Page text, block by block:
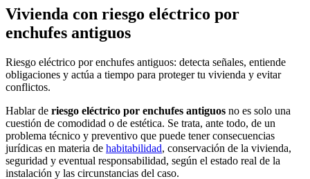
Vivienda con riesgo eléctrico por
enchufes antiguos
Riesgo eléctrico por enchufes antiguos: detecta señales, entiende
obligaciones y actúa a tiempo para proteger tu vivienda y evitar
conflictos.
Hablar de riesgo eléctrico por enchufes antiguos no es solo una
cuestión de comodidad o de estética. Se trata, ante todo, de un
problema técnico y preventivo que puede tener consecuencias
jurídicas en materia de habitabilidad, conservación de la vivienda,
seguridad y eventual responsabilidad, según el estado real de la
instalación y las circunstancias del caso.